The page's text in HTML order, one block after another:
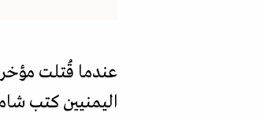
عندما قُتلت
اليمنيين كتب